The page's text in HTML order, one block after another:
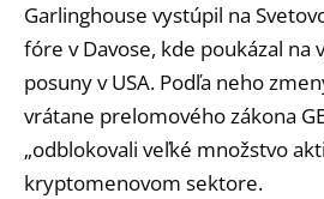
Garlinghouse vystúpil na
fóre v Davose, kde poukázal na
posuny v USA. Podľa neho
vrátane prelomového zákona
„odblokovali veľké množstvo
kryptomenovom sektore.